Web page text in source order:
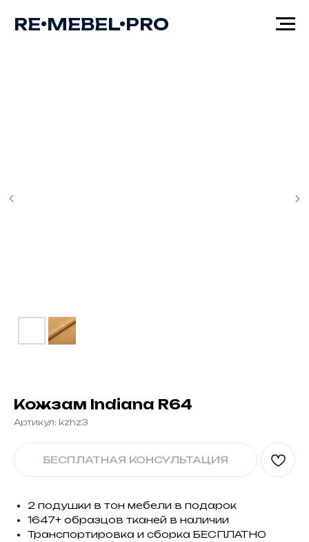
RE•MEBEL•PRO
Кожзам Indiana R64
Артикул: kzhz3
БЕСПЛАТНАЯ КОНСУЛЬТАЦИЯ
2 подушки в тон мебели в подарок
1647+ образцов тканей в наличии
Транспортировка и сборка БЕСПЛАТНО